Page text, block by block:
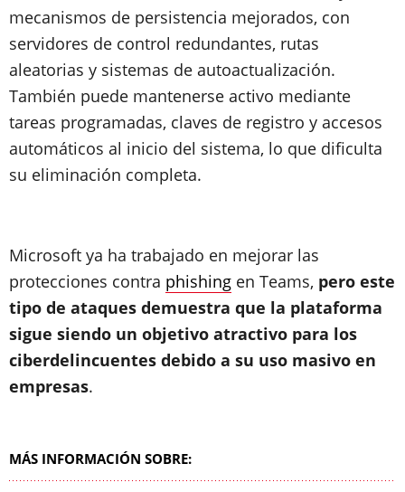
mecanismos de persistencia mejorados, con
servidores de control redundantes, rutas
aleatorias y sistemas de autoactualización.
También puede mantenerse activo mediante
tareas programadas, claves de registro y accesos
automáticos al inicio del sistema, lo que dificulta
su eliminación completa.
Microsoft ya ha trabajado en mejorar las
protecciones contra phishing en Teams, pero este
tipo de ataques demuestra que la plataforma
sigue siendo un objetivo atractivo para los
ciberdelincuentes debido a su uso masivo en
empresas.
MÁS INFORMACIÓN SOBRE: